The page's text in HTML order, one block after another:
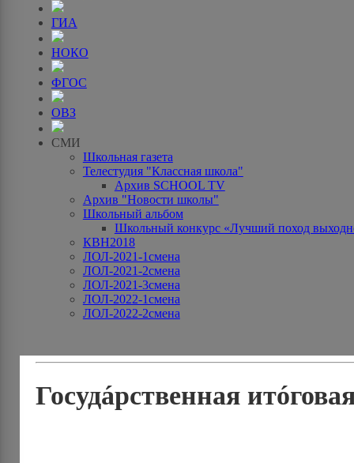
ГИА
НОКО
ФГОС
ОВЗ
СМИ
Школьная газета
Телестудия "Классная школа"
Архив SCHOOL TV
Архив "Новости школы"
Школьный альбом
Школьный конкурс «Лучший поход
КВН2018
ЛОЛ-2021-1смена
ЛОЛ-2021-2смена
ЛОЛ-2021-3смена
ЛОЛ-2022-1смена
ЛОЛ-2022-2смена
Госудáрственная